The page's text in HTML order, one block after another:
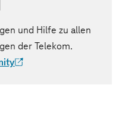
und Hilfe zu allen
der Telekom.
in einem neuen Tab